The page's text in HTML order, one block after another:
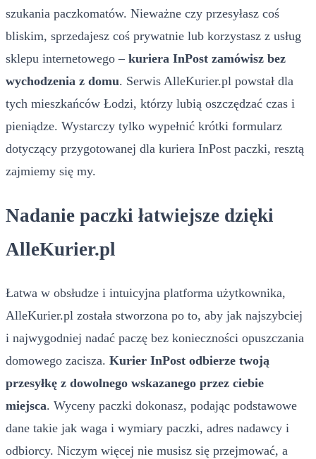
szukania paczkomatów. Nieważne czy przesyłasz coś
bliskim, sprzedajesz coś prywatnie lub korzystasz z usług
sklepu internetowego – kuriera InPost zamówisz bez
wychodzenia z domu. Serwis AlleKurier.pl powstał dla
tych mieszkańców Łodzi, którzy lubią oszczędzać czas i
pieniądze. Wystarczy tylko wypełnić krótki formularz
dotyczący przygotowanej dla kuriera InPost paczki, resztą
zajmiemy się my.
Nadanie paczki łatwiejsze dzięki
AlleKurier.pl
Łatwa w obsłudze i intuicyjna platforma użytkownika,
AlleKurier.pl została stworzona po to, aby jak najszybciej
i najwygodniej nadać paczę bez konieczności opuszczania
domowego zacisza. Kurier InPost odbierze twoją
przesyłkę z dowolnego wskazanego przez ciebie
miejsca. Wyceny paczki dokonasz, podając podstawowe
dane takie jak waga i wymiary paczki, adres nadawcy i
odbiorcy. Niczym więcej nie musisz się przejmować, a